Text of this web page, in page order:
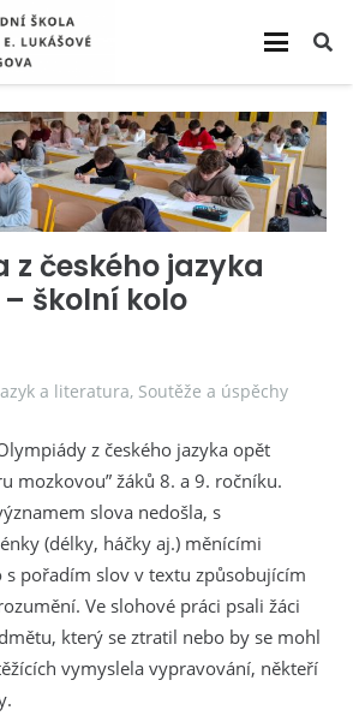
českého jazyka
školní kolo
a literatura, Soutěže a úspěchy
z českého jazyka opět
mozkovou” žáků 8. a 9. ročníku.
slova nedošla, s
(délky, háčky aj.) měnícími
s pořadím slov v textu způsobujícím
Ve slohové práci psali žáci
který se ztratil nebo by se mohl
vymyslela vypravování, někteří